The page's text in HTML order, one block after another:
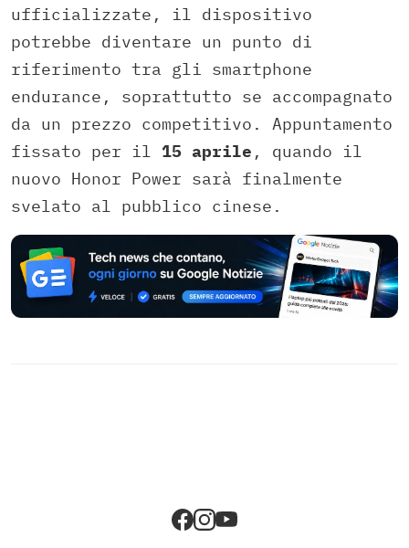
ufficializzate, il dispositivo
potrebbe diventare un punto di
riferimento tra gli smartphone
endurance, soprattutto se accompagnato
da un prezzo competitivo. Appuntamento
fissato per il 15 aprile , quando il
nuovo Honor Power sarà finalmente
svelato al pubblico cinese.